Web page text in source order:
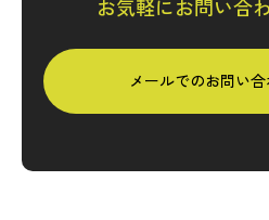
お気軽にお問い合
メールでのお問い